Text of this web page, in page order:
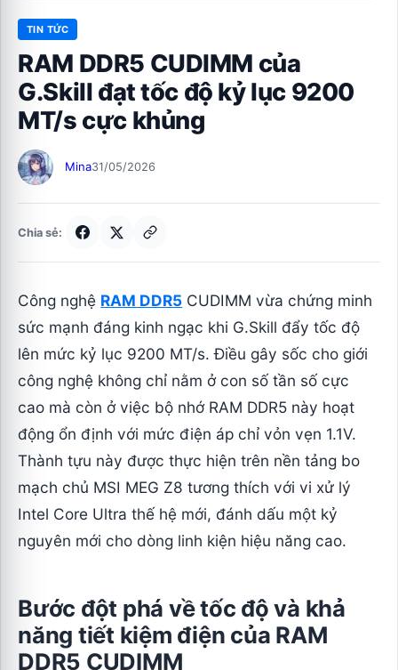
TIN TỨC
RAM DDR5 CUDIMM của
G.Skill đạt tốc độ kỷ lục 9200
MT/s cực khủng
Mina31/05/2026
Chia sẻ:
Công nghệ RAM DDR5 CUDIMM vừa chứng minh
sức mạnh đáng kinh ngạc khi G.Skill đẩy tốc độ
lên mức kỷ lục 9200 MT/s. Điều gây sốc cho giới
công nghệ không chỉ nằm ở con số tần số cực
cao mà còn ở việc bộ nhớ RAM DDR5 này hoạt
động ổn định với mức điện áp chỉ vỏn vẹn 1.1V.
Thành tựu này được thực hiện trên nền tảng bo
mạch chủ MSI MEG Z8 tương thích với vi xử lý
Intel Core Ultra thế hệ mới, đánh dấu một kỷ
nguyên mới cho dòng linh kiện hiệu năng cao.
Bước đột phá về tốc độ và khả
năng tiết kiệm điện của RAM
DDR5 CUDIMM